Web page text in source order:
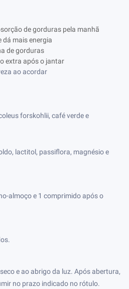
de gorduras pela manhã
dá mais energia
de gorduras
extra após o jantar
ao acordar
forskohlii, café verde e
lactitol, passiflora, magnésio e
almoço e 1 comprimido após o
e ao abrigo da luz. Após abertura,
no prazo indicado no rótulo.